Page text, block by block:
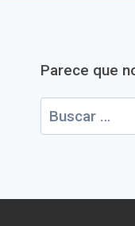
Parece que
Buscar: